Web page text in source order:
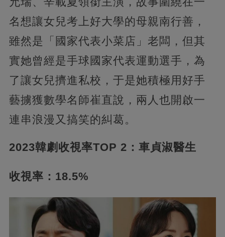
名想讓女兒考上好大學的母親南行善，
雖然是「國家代表小菜店」老闆，但其
實她曾經是手球國家代表運動選手，為
了讓女兒擠進私校，于是她積極用好手
藝擄獲數學名師崔直說，兩人也開啟一
連串浪漫又搞笑的糾葛。
2023韓劇收視率TOP 2：車貞淑醫生
收視率：18.5%